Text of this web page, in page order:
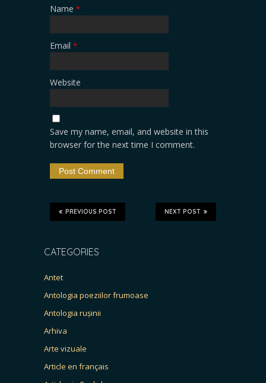
Name *
Email *
Website
Save my name, email, and website in this
browser for the next time I comment.
NEXT POST
PREVIOUS POST
CATEGORIES
Antet
Antologia poeziilor frumoase
Antologia rușinii
Arhiva
Arte vizuale
Article en français